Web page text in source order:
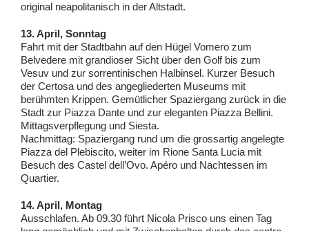
original neapolitanisch in der Altstadt.
13. April, Sonntag
Fahrt mit der Stadtbahn auf den Hügel Vomero zum
Belvedere mit grandioser Sicht über den Golf bis zum
Vesuv und zur sorrentinischen Halbinsel. Kurzer Besuch
der Certosa und des angegliederten Museums mit
berühmten Krippen. Gemütlicher Spaziergang zurück in die
Stadt zur Piazza Dante und zur eleganten Piazza Bellini.
Mittagsverpflegung und Siesta.
Nachmittag: Spaziergang rund um die grossartig angelegte
Piazza del Plebiscito, weiter im Rione Santa Lucia mit
Besuch des Castel dell’Ovo. Apéro und Nachtessen im
Quartier.
14. April, Montag
Ausschlafen. Ab 09.30 führt Nicola Prisco uns einen Tag